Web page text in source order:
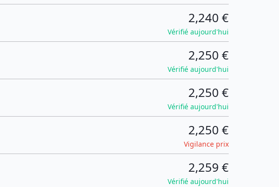
2,240 €
Vérifié aujourd'hui
2,250 €
Vérifié aujourd'hui
2,250 €
Vérifié aujourd'hui
2,250 €
Vigilance prix
2,259 €
Vérifié aujourd'hui